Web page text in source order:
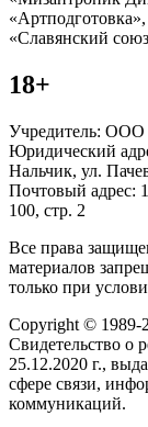
«Славянский
18+
Учредитель: ООО
Юридический
Нальчик, ул.
Почтовый адрес:
100, стр. 2
Все права
материалов
только при
Copyright ©
Свидетельство о
25.12.2020 г.,
сфере связи,
коммуникаций.